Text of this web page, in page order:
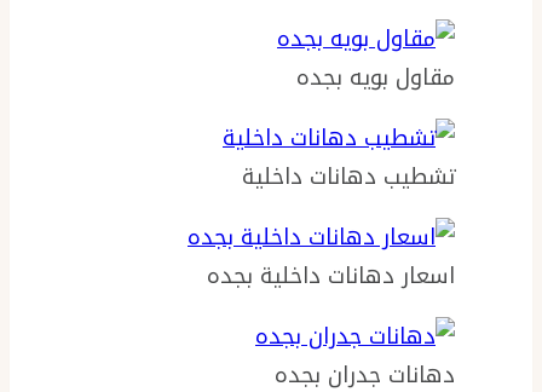
مقاول بويه بجده
تشطيب دهانات داخلية
اسعار دهانات داخلية بجده
دهانات جدران بجده